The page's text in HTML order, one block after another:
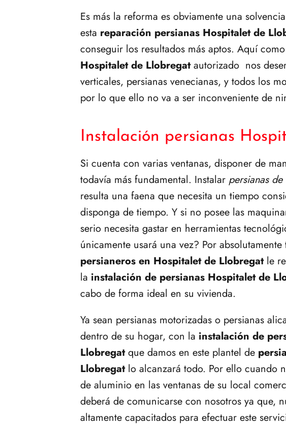
Es más la reforma es obviamente una
esta reparación persianas Hospitalet de
conseguir los resultados más aptos. Aquí
Hospitalet de Llobregatautorizado nos
verticales, persianas venecianas, y todos los
por lo que ello no va a ser inconveniente de
Instalación persianas
Si cuenta con varias ventanas, disponer de
todavía más fundamental. Instalar persianas
resulta una faena que necesita un tiempo
disponga de tiempo. Y si no posee las
serio necesita gastar en herramientas
únicamente usará una vez? Por
persianeros en Hospitalet de Llobregat le
la instalación de persianas Hospitalet de
cabo de forma ideal en su vivienda.
Ya sean persianas motorizadas o persianas
dentro de su hogar, con la instalación de
Llobregatque damos en este plantel de
Llobregatlo alcanzará todo. Por ello cuando
de aluminio en las ventanas de su local
deberá de comunicarse con nosotros ya que,
altamente capacitados para efectuar este